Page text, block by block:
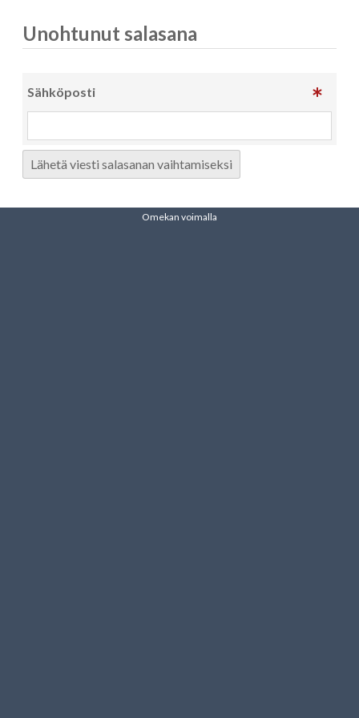
Unohtunut salasana
Sähköposti
Lähetä viesti salasanan vaihtamiseksi
Omekan voimalla